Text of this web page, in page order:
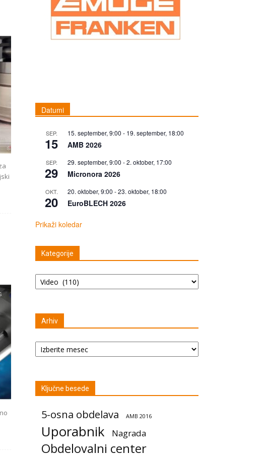
Datumi
SEP.
15
15. september, 9:00 - 19. september, 18:00
AMB 2026
SEP.
29
29. september, 9:00 -2. oktober, 17:00
Micronora 2026
OKT.
20
20. oktober, 9:00 -23. oktober, 18:00
EuroBLECH 2026
Prikaži koledar
Kategorije
Kategorije
Arhiv
Arhiv
Ključne besede
5-osna obdelava AMB 2016
Uporabnik Nagrada
Obdelovalni center